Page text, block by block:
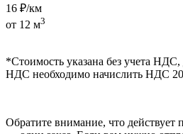
16 ₽/км
от 12 м3
*Стоимость указана без учета
НДС необходимо начислить НДС
Обратите внимание, что действует